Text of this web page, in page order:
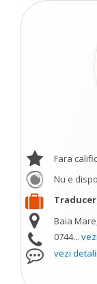
Fara
Nu e
Baia
0744...
vezi detalii